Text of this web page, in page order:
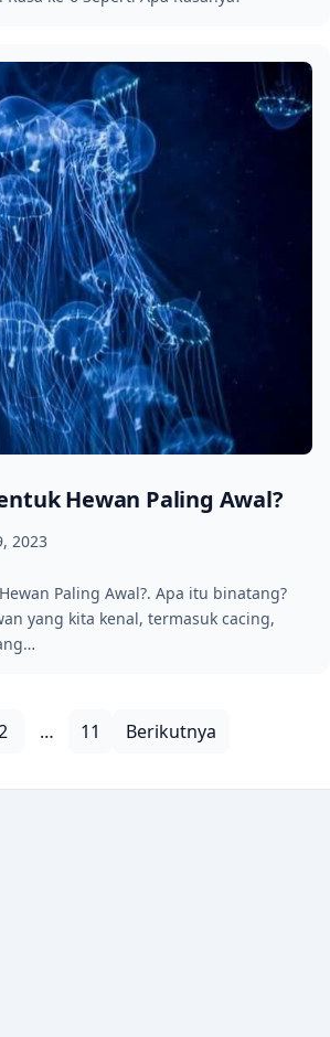
Hewan Paling Awal?
2023
Paling Awal?. Apa itu binatang?
yang kita kenal, termasuk cacing,
Paginasi pos
… 11 Berikutnya